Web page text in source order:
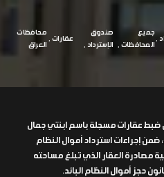
جميع
المحافظات
صندوق
الإسترداد
عقارات
محافظات
العراق
ضبط عقارات مسجلة باسم ابنتي جمال
إجراءات استرداد أموال النظام
مصادرة العقار الذي تبلغ مساحته